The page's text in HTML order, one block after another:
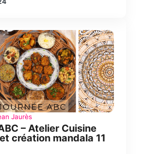
Jaurès
– Atelier Cuisine
création mandala 11